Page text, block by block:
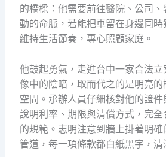
的橋樑：他需要前往醫院、公司
動的命脈，若能把車留在身邊同
維持生活節奏，專心照顧家庭。
他鼓起勇氣，走進台中一家合法
像中的陰暗，取而代之的是明亮
空間。承辦人員仔細核對他的證
說明利率、期限與清償方式，完全
的規範。志明注意到牆上掛著明
管道，每一項條款都白紙黑字，清